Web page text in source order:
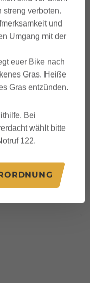
streng verboten.
und
Umgang mit der
euer Bike nach
Gras. Heiße
Gras entzünden.
Bei
wählt bitte
122.